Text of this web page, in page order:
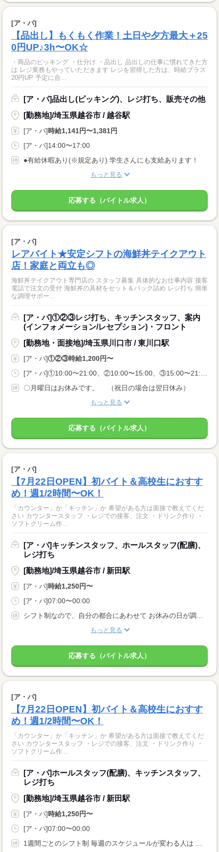
[ア・パ]
【品出し】もくもく作業！土日や夕方最大＋25
0円UP♪3h〜OK☆
・商品のピッキング ・仕分け ・品出し 品出しの仕事に慣れてきた方
は レジ業務もやっていただきます レジを習得した方は、時給プラス
20円UP 予定に合...
[ア・パ]品出し(ピッキング)、レジ打ち、販売その他
[勤務地]/埼玉県越谷市 / 越谷駅
[ア・パ]時給1,141円〜1,381円
[ア・パ]14:00〜17:00
●有給休暇あり(※規定あり) 学生さんにも支給あります！
もっと見る
応募する（バイトル求人）
[ア・パ]
レアバイト★安定シフトの海鮮丼テイクアウト
店！家庭と両立も◎
海鮮丼テイクアウト専門店の スタッフ募集 具体的なお仕事内容 接客
電話で注文の受付 海鮮丼の具材をセット＆パック詰め レジ打ち 簡単
な調理サポー...
[ア・パ]①②③レジ打ち、キッチンスタッフ、案内
(インフォメーション/レセプション)・フロント
[勤務地・面接地]/埼玉県川口市 / 東川口駅
[ア・パ]①②③時給1,200円〜
〇月曜日はお休みです。 （祝日の場合は翌日休み）
もっと見る
応募する（バイトル求人）
[ア・パ]
【7月22日OPEN】初バイト＆高校生におすす
め！週1/2時間〜OK！
「カウンター」か「キッチン」か 希望がある方は面接で教えてくだ
さい カウンタースタッフ ・レジでの接客、注文 ・ドリンク作り ・
ソフトクリーム作...
[ア・パ]キッチンスタッフ、ホールスタッフ(配膳)、
レジ打ち
[勤務地]/埼玉県越谷市 / 新田駅
[ア・パ]時給1,250円〜
[ア・パ]07:00〜00:00
もっと見る
応募する（バイトル求人）
[ア・パ]
【7月22日OPEN】初バイト＆高校生におすす
め！週1/2時間〜OK！
「カウンター」か「キッチン」か 希望がある方は面接で教えてくだ
さい カウンタースタッフ ・レジでの接客、注文 ・ドリンク作り ・
ソフトクリーム作...
[ア・パ]ホールスタッフ(配膳)、キッチンスタッフ、
レジ打ち
[勤務地]/埼玉県越谷市 / 新田駅
[ア・パ]時給1,250円〜
[ア・パ]07:00〜00:00